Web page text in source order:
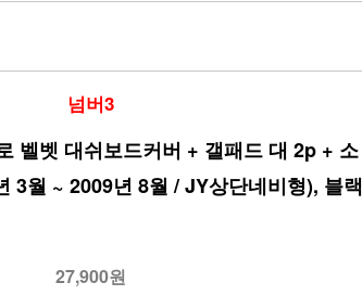
넘버3
벨벳 대쉬보드커버 + 갤패드 대 2p + 소
3월 ~ 2009년 8월 / JY상단네비형), 블랙
27,900원